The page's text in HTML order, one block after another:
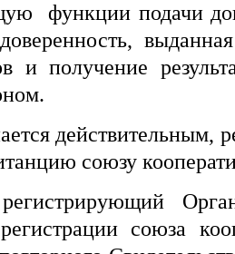
функции подачи
и получение
действительным,
союзу
Орган
союза